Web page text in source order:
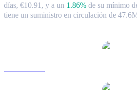
días, €10.91, y a un 1.86% de su mínimo
tiene un suministro en circulación de